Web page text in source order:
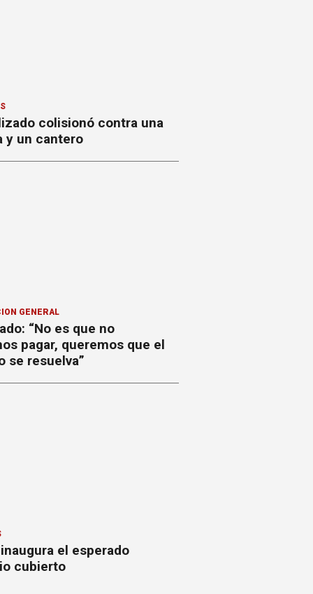
colisionó contra una
y un cantero
GENERAL
“No es que no
pagar, queremos que el
se resuelva”
el esperado
cubierto